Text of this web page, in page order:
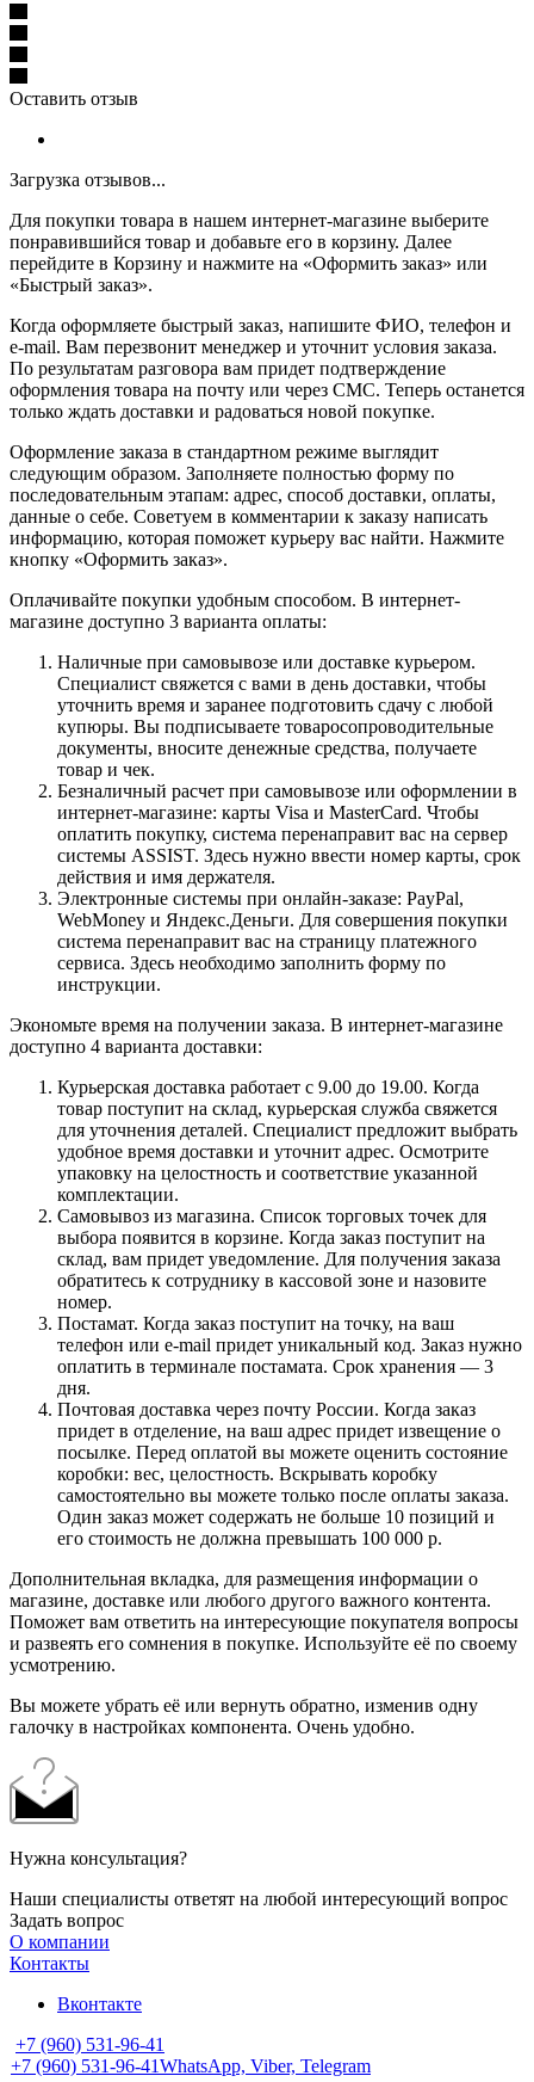
Оставить отзыв
Загрузка отзывов...
Для покупки товара в нашем интернет-магазине выберите
понравившийся товар и добавьте его в корзину. Далее
перейдите в Корзину и нажмите на «Оформить заказ» или
«Быстрый заказ».
Когда оформляете быстрый заказ, напишите ФИО, телефон и
e-mail. Вам перезвонит менеджер и уточнит условия заказа.
По результатам разговора вам придет подтверждение
оформления товара на почту или через СМС. Теперь останется
только ждать доставки и радоваться новой покупке.
Оформление заказа в стандартном режиме выглядит
следующим образом. Заполняете полностью форму по
последовательным этапам: адрес, способ доставки, оплаты,
данные о себе. Советуем в комментарии к заказу написать
информацию, которая поможет курьеру вас найти. Нажмите
кнопку «Оформить заказ».
Оплачивайте покупки удобным способом. В интернет-
магазине доступно 3 варианта оплаты:
Наличные при самовывозе или доставке курьером.
Специалист свяжется с вами в день доставки, чтобы
уточнить время и заранее подготовить сдачу с любой
купюры. Вы подписываете товаросопроводительные
документы, вносите денежные средства, получаете
товар и чек.
Безналичный расчет при самовывозе или оформлении в
интернет-магазине: карты Visa и MasterCard. Чтобы
оплатить покупку, система перенаправит вас на сервер
системы ASSIST. Здесь нужно ввести номер карты, срок
действия и имя держателя.
Электронные системы при онлайн-заказе: PayPal,
WebMoney и Яндекс.Деньги. Для совершения покупки
система перенаправит вас на страницу платежного
сервиса. Здесь необходимо заполнить форму по
инструкции.
Экономьте время на получении заказа. В интернет-магазине
доступно 4 варианта доставки:
Курьерская доставка работает с 9.00 до 19.00. Когда
товар поступит на склад, курьерская служба свяжется
для уточнения деталей. Специалист предложит выбрать
удобное время доставки и уточнит адрес. Осмотрите
упаковку на целостность и соответствие указанной
комплектации.
Самовывоз из магазина. Список торговых точек для
выбора появится в корзине. Когда заказ поступит на
склад, вам придет уведомление. Для получения заказа
обратитесь к сотруднику в кассовой зоне и назовите
номер.
Постамат. Когда заказ поступит на точку, на ваш
телефон или e-mail придет уникальный код. Заказ нужно
оплатить в терминале постамата. Срок хранения — 3
дня.
Почтовая доставка через почту России. Когда заказ
придет в отделение, на ваш адрес придет извещение о
посылке. Перед оплатой вы можете оценить состояние
коробки: вес, целостность. Вскрывать коробку
самостоятельно вы можете только после оплаты заказа.
Один заказ может содержать не больше 10 позиций и
его стоимость не должна превышать 100 000 р.
Дополнительная вкладка, для размещения информации о
магазине, доставке или любого другого важного контента.
Поможет вам ответить на интересующие покупателя вопросы
и развеять его сомнения в покупке. Используйте её по своему
усмотрению.
Вы можете убрать её или вернуть обратно, изменив одну
галочку в настройках компонента. Очень удобно.
Нужна консультация?
Наши специалисты ответят на любой интересующий вопрос
Задать вопрос
О компании
Контакты
Вконтакте
+7 (960) 531-96-41
+7 (960) 531-96-41WhatsApp, Viber, Telegram